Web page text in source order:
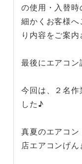
の使用・入替
細かくお客様
り内容をご案
最後にエアコン
今回は、２名作
した♪
真夏のエアコ
店エアコンげん